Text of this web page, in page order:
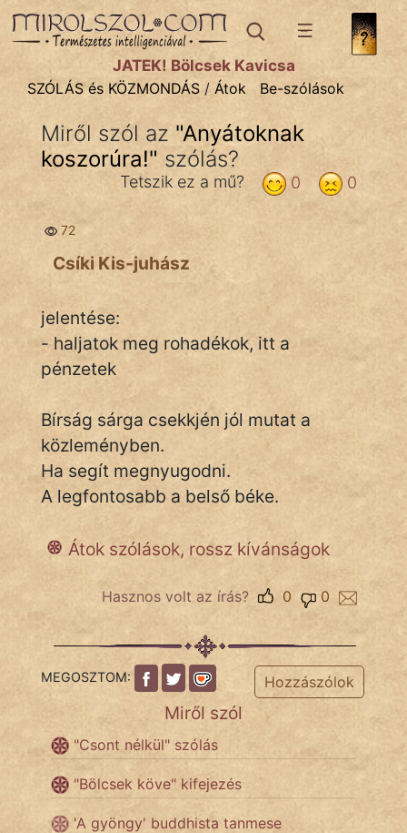
SZÓLÁS ÉS KÖZMONDÁStémák:
Bibliai
Közmondások
Szállóigék
Szóláscsoportok
Szólások
Tréfás
IRODALOM
És
KÖZMONDÁS
PSZICHO
ZENE
FILM
És
TÖRTÉNELEM
JÁTÉK! Bölcsek Kavicsa
SZÓLÁS és KÖZMONDÁS / Átok Be-szólások
Miről szól az "Anyátoknak
koszorúra!" szólás?
0
0
Tetszik ez a mű?
72
Csíki Kis-juhász
jelentése:
- haljatok meg rohadékok, itt a
pénzetek
Bírság sárga csekkjén jól mutat a
közleményben.
Ha segít megnyugodni.
A legfontosabb a belső béke.
Átok szólások, rossz kívánságok
Hasznos volt az írás? 0
0
MEGOSZTOM: Hozzászólok
Miről szól
"Csont nélkül" szólás
"Bölcsek köve" kifejezés
'A gyöngy' buddhista tanmese